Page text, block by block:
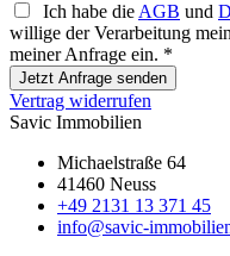
Ich habe dieAGB und
willige der Verarbeitung
meiner Anfrage ein. *
Jetzt Anfrage senden
Vertrag widerrufen
Savic Immobilien
Michaelstraße 64
41460 Neuss
+49 2131 13 371 45
info@savic-